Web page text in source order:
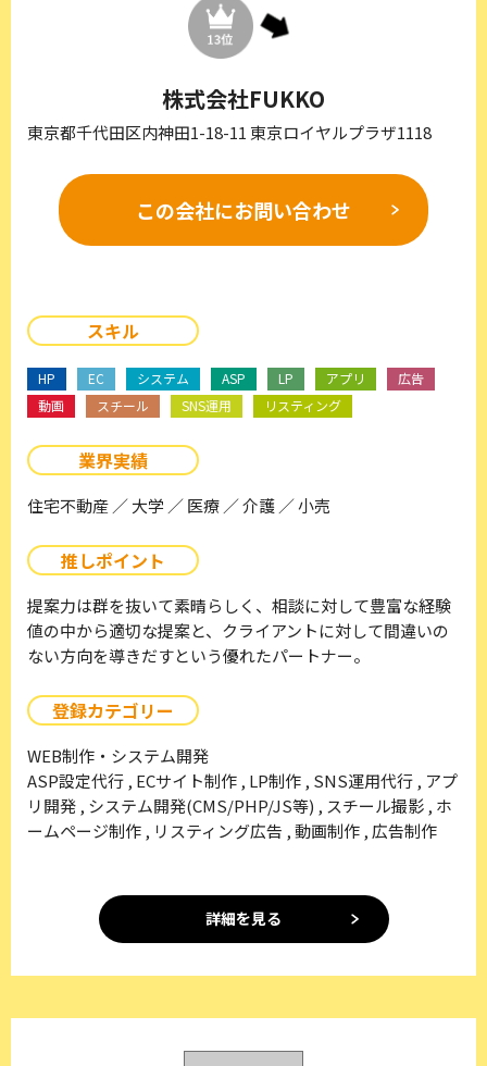
株式会社FUKKO
東京都千代田区内神田1-18-11 東京ロイヤルプラザ1118
この会社にお問い合わせ
スキル
HP EC システム ASP LP アプリ
広告
動画
スチール SNS運用 リスティング
業界実績
住宅不動産 ／ 大学 ／ 医療 ／ 介護 ／ 小売
推しポイント
提案力は群を抜いて素晴らしく、相談に対して豊富な経験
値の中から適切な提案と、クライアントに対して間違いの
ない方向を導きだすという優れたパートナー。
登録カテゴリー
WEB制作・システム開発
ASP設定代行 , ECサイト制作 , LP制作 , SNS運用代行 , アプ
リ開発 , システム開発(CMS/PHP/JS等) , スチール撮影 , ホ
ームページ制作 , リスティング広告 , 動画制作 , 広告制作
詳細を見る